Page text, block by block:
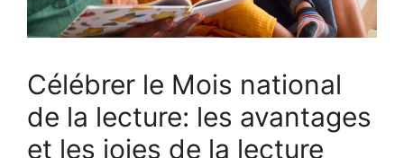
Célébrer le Mois national
de la lecture: les avantages
et les joies de la lecture